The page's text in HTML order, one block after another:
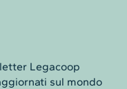
Legacoop
sul mondo